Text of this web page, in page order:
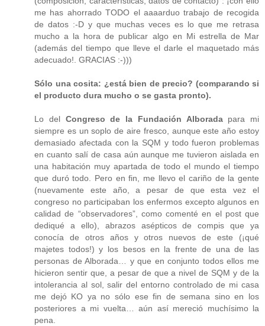
me has ahorrado TODO el aaaarduo trabajo de recogida
de datos :-D y que muchas veces es lo que me retrasa
mucho a la hora de publicar algo en Mi estrella de Mar
(además del tiempo que lleve el darle el maquetado más
adecuado!. GRACIAS :-)))
Sólo una cosita: ¿está bien de precio? (comparando si
el producto dura mucho o se gasta pronto).
Lo del Congreso de la Fundación Alboradapara mi
siempre es un soplo de aire fresco, aunque este año estoy
demasiado afectada con la SQM y todo fueron problemas
en cuanto salí de casa aún aunque me tuvieron aislada en
una habitación muy apartada de todo el mundo el tiempo
que duró todo. Pero en fin, me llevo el cariño de la gente
(nuevamente este año, a pesar de que esta vez el
congreso no participaban los enfermos excepto algunos en
calidad de “observadores”, como comenté en el post que
dediqué a ello), abrazos asépticos de compis que ya
conocía de otros años y otros nuevos de este (¡qué
majetes todos!) y los besos en la frente de una de las
personas de Alborada… y que en conjunto todos ellos me
hicieron sentir que, a pesar de que a nivel de SQM y de la
intolerancia al sol, salir del entorno controlado de mi casa
me dejó KO ya no sólo ese fin de semana sino en los
posteriores a mi vuelta… aún así mereció muchísimo la
pena.